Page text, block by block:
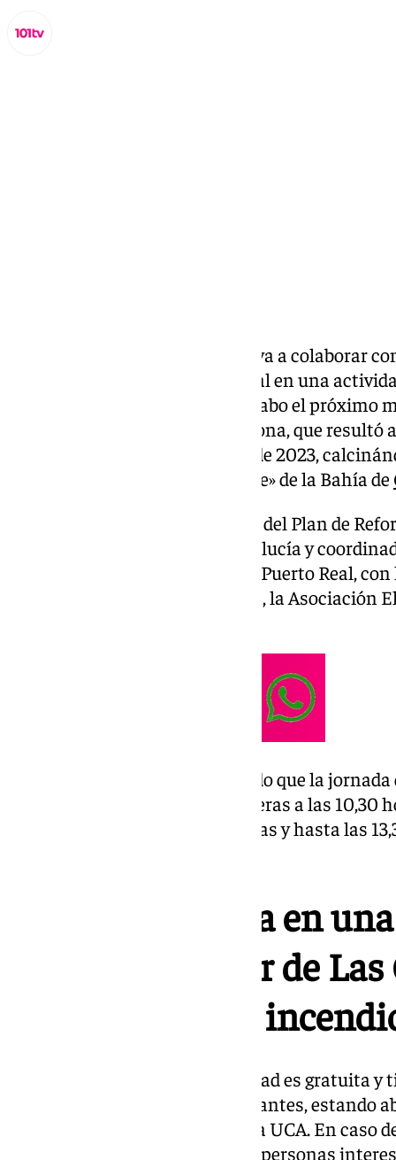
(UCA) va a colaborar
del Ayuntamiento de Puerto Real en una
participativas que se llevará a cabo el próximo
plantación de árboles en esta zona, que
incendio el pasado 6 de agosto de 2023,
hectáreas de este «pulmón verde» de la Bahía de
La actividad se enmarca dentro del Plan de
impulsado por la Junta de Andalucía y
Ambiente del Ayuntamiento de Puerto Real,
en Acción, miembros de Agaden, la Asociación
En una nota, la UCA ha detallado que la
Villates en el Pinar de Las Canteras a las
entorno. Ya desde las 11,00 Horas y hasta las
La UCA colabora en
repoblar el Pinar de
afectado por un
La participación en esta actividad es gratuita
número máximo de 40 participantes, estando
día antes a través de la web de la UCA. En caso
podrían ser ocupadas por otras personas